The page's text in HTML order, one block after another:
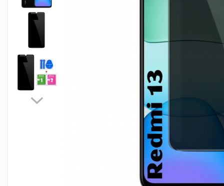
Huse Samsung
Huse Iphone
Huse Xiaomi
Huse Huawei
Huse Motorola
Huse Oppo
Huse Nokia